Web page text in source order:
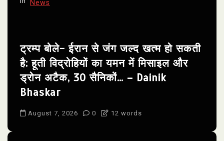
News
ट्रम्प बोले- ईरान से जंग जल्द खत्म हो सकती
है: हूती विद्रोहियों का यमन में मिसाइल और
ड्रोन अटैक, 30 सैनिकों… – Dainik
Bhaskar
August 7, 2026 0 12 words